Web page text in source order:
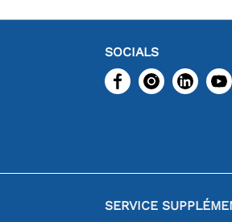
SOCIALS
SERVICE